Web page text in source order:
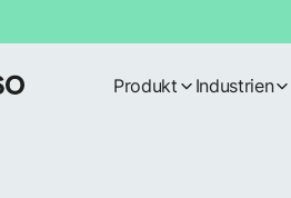
Produkt Industrien